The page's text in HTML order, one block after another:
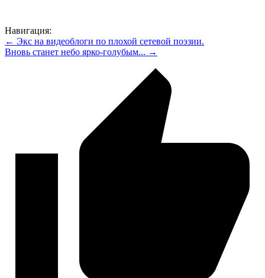
Навигация:
← Экс на видеоблоги по плохой сетевой поэзии.
Вновь станет небо ярко-голубым... →